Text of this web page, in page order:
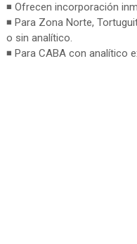
◾ Ofrecen incorporación
◾ Para Zona Norte,
o sin analítico.
◾ Para CABA con analítico